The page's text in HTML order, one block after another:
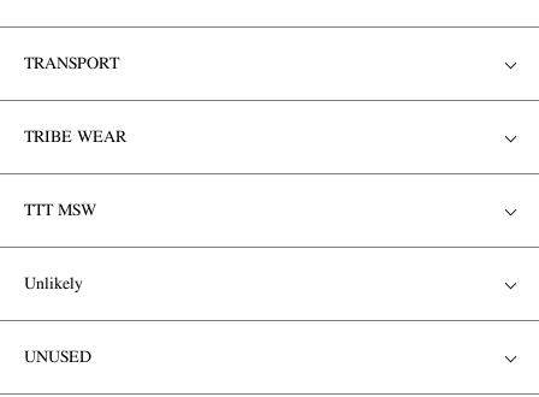
TRANSPORT
TRIBE WEAR
TTT MSW
Unlikely
UNUSED